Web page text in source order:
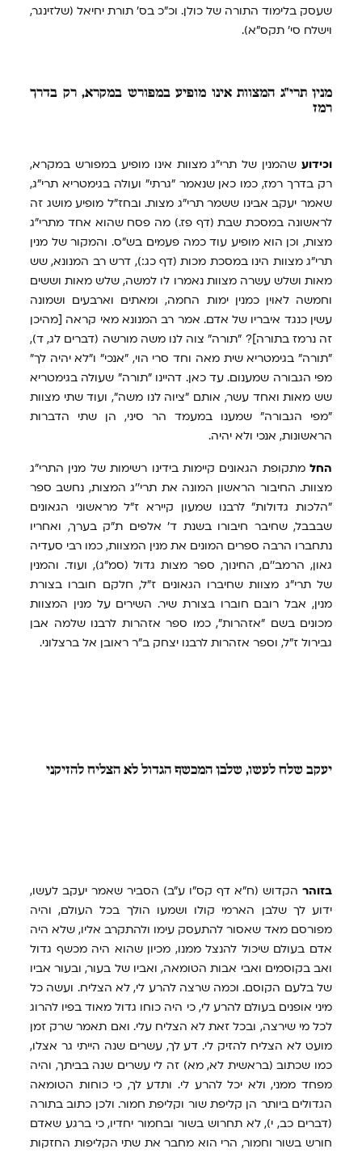
שעסק בלימוד התורה של כולן. וכ"כ בס' תורת יחיאל (שלזינגר,
וישלח סי' תקס"א).
מנין תרי"ג המצוות אינו מופיע במפורש במקרא, רק בדרך
רמז
וכידוע שהמנין של תרי"ג מצוות אינו מופיע במפורש במקרא,
רק בדרך רמז, כמו כאן שנאמר "גרתי" ועולה בגימטריא תרי"ג,
שאמר יעקב אבינו ששמר תרי"ג מצות. ובחז"ל מופיע מושג זה
לראשונה במסכת שבת (דף פז.) מה פסח שהוא אחד מתרי"ג
מצות, וכן הוא מופיע עוד כמה פעמים בש"ס. והמקור של מנין
תרי"ג מצוות הינו במסכת מכות (דף כג:), דרש רב המנונא, שש
מאות ושלש עשרה מצוות נאמרו לו למשה, שלש מאות וששים
וחמשה לאוין כמנין ימות החמה, ומאתים וארבעים ושמונה
עשין כנגד איבריו של אדם. אמר רב המנונא מאי קראה [מהיכן
זה נרמז בתורה]? "תורה" צוה לנו משה מורשה (דברים לג, ד),
"תורה" בגימטריא שית מאה וחד סרי הוי, "אנכי" ו"לא יהיה לך"
מפי הגבורה שמענום. עד כאן. דהיינו "תורה" שעולה בגימטריא
שש מאות ואחד עשר, אותם "ציוה לנו משה", ועוד שתי מצוות
"מפי הגבורה" שמענו במעמד הר סיני, הן שתי הדברות
הראשונות, אנכי ולא יהיה.
החל מתקופת הגאונים קיימות בידינו רשימות של מנין התרי"ג
מצוות. החיבור הראשון המונה את תרי''ג המצות, נחשב ספר
"הלכות גדולות" לרבנו שמעון קיירא ז"ל מראשוני הגאונים
שבבבל, שחיבר חיבורו בשנת ד' אלפים ת"ק בערך, ואחריו
נתחברו הרבה ספרים המונים את מנין המצוות, כמו רבי סעדיה
גאון, הרמב''ם, החינוך, ספר מצות גדול (סמ"ג), ועוד. והמנין
של תרי"ג מצוות שחיברו הגאונים ז"ל, חלקם חוברו בצורת
מנין, אבל רובם חוברו בצורת שיר. השירים על מנין המצוות
מכונים בשם "אזהרות", כמו ספר אזהרות לרבנו שלמה אבן
גבירול ז"ל, וספר אזהרות לרבנו יצחק ב"ר ראובן אל ברצלוני.
יעקב שלח לעשו, שלבן המכשף הגדול לא הצליח להזיקני
בזוהר הקדוש (ח"א דף קס"ו ע"ב) הסביר שאמר יעקב לעשו,
ידוע לך שלבן הארמי קולו ושמעו הולך בכל העולם, והיה
מפורסם מאד שאסור להתעסק עימו ולהתקרב אליו, שלא היה
אדם בעולם שיכול להנצל ממנו, מכיון שהוא היה מכשף גדול
ואב בקוסמים ואבי אבות הטומאה, ואביו של בעור, ובעור אביו
של בלעם הקוסם. וכמה שרצה להרע לי, לא הצליח. ועשה כל
מיני אופנים בעולם להרע לי, כי היה כוחו גדול מאוד בפיו להרוג
לכל מי שירצה, ובכל זאת לא הצליח עלי. ואם תאמר שרק זמן
מועט לא הצליח להזיק לי. דע לך, עשרים שנה הייתי גר אצלו,
כמו שכתוב (בראשית לא, מא) זה לי עשרים שנה בביתך, והיה
מפחד ממני, ולא יכל להרע לי. ותדע לך, כי כוחות הטומאה
הגדולים ביותר הן קליפת שור וקליפת חמור. ולכן כתוב בתורה
(דברים כב, י), לא תחרוש בשור ובחמור יחדיו, כי ברגע שאדם
חורש בשור וחמור, הרי הוא מחבר את שתי הקליפות החזקות